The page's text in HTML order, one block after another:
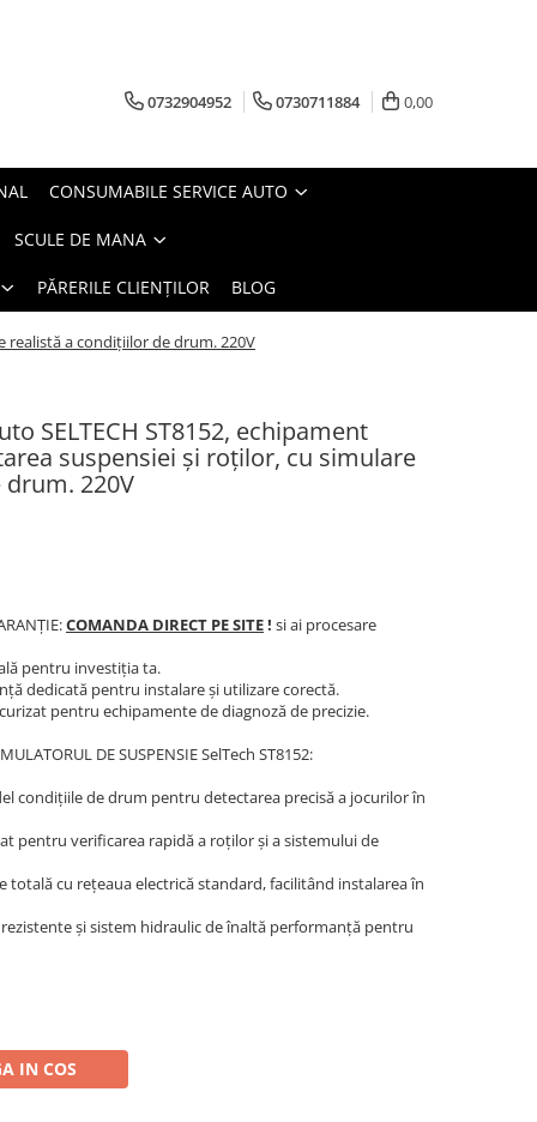
0732904952 0730711884 0,00
CONSUMABILE SERVICE AUTO
SCULE DE MANA
PĂRERILE CLIENȚILOR BLOG
realistă a condițiilor de drum. 220V
SELTECH ST8152, echipament
suspensiei și roților, cu simulare
220V
COMANDA DIRECT PE SITE! si ai procesare
pentru investiția ta.
dedicată pentru instalare și utilizare corectă.
pentru echipamente de diagnoză de precizie.
DE SUSPENSIE SelTech ST8152:
condițiile de drum pentru detectarea precisă a jocurilor în
pentru verificarea rapidă a roților și a sistemului de
totală cu rețeaua electrică standard, facilitând instalarea în
și sistem hidraulic de înaltă performanță pentru
IN COS